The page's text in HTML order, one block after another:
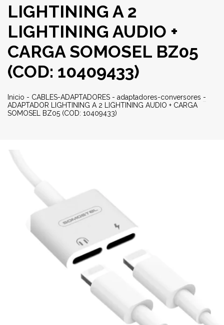
LIGHTINING A 2
LIGHTINING AUDIO +
CARGA SOMOSEL BZ05
(COD: 10409433)
Inicio - CABLES-ADAPTADORES - adaptadores-conversores -
ADAPTADOR LIGHTINING A 2 LIGHTINING AUDIO + CARGA
SOMOSEL BZ05 (COD: 10409433)